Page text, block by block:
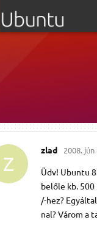
Z
zlad 2008. jún
Üdv! Ubuntu
belőle kb.
/-hez?
nal? Várom a